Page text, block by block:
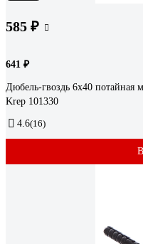
585 ₽
641 ₽
Дюбель-гвоздь 6х40 потайная
Krep 101330
4.6(16)